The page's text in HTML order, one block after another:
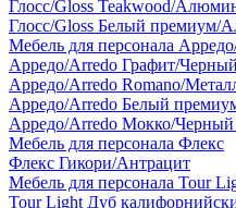
Глосс/Gloss Teakwood/
Глосс/Gloss Белый премиум/
Мебель для персонала
Арредо/Arredo Графит/
Арредо/Arredo Romano/
Арредо/Arredo Белый
Арредо/Arredo Мокко/Черный
Мебель для персонала Флекс
Флекс Гикори/Антрацит
Мебель для персонала Tour
Tour Light Дуб